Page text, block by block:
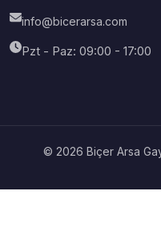
info@bicerarsa.com
Pzt - Paz: 09:00 - 17:00
© 2026 Biçer Arsa